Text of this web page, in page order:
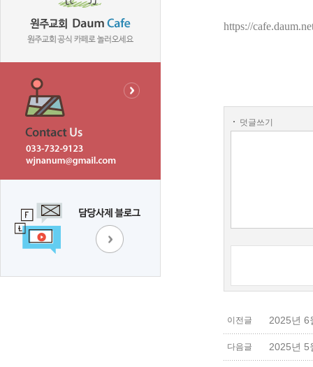
https://
덧글쓰기
이전글 2025년 6
다음글 2025년 5